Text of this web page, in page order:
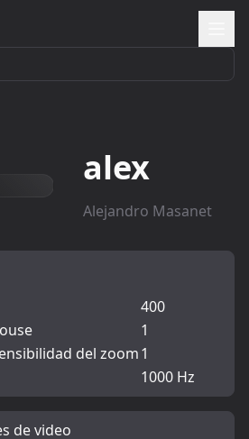
alex
Alejandro Masanet
400
1
del zoom1
1000 Hz
de video